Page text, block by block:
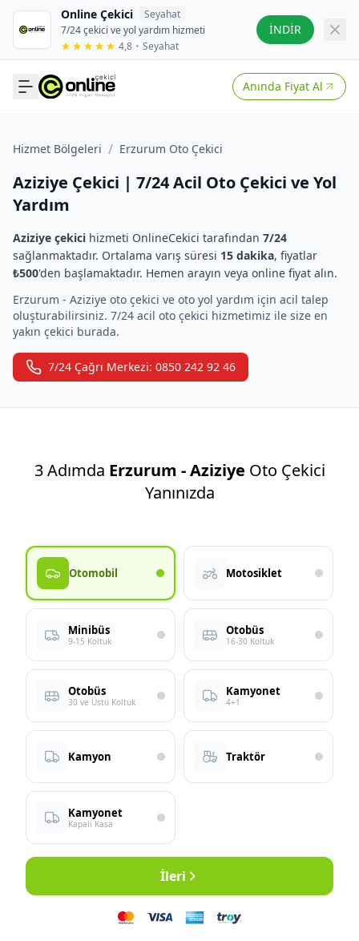
Online Çekici
Seyahat
7/24 çekici ve yol yardım hizmeti
4,8 • Seyahat
İNDİR
Anında Fiyat Al
Hizmet Bölgeleri / Erzurum Oto Çekici
Aziziye Çekici | 7/24 Acil Oto Çekici ve Yol
Yardım
Aziziye çekici hizmeti OnlineCekici tarafından 7/24
sağlanmaktadır. Ortalama varış süresi 15 dakika, fiyatlar
₺500'den başlamaktadır. Hemen arayın veya online fiyat alın.
Erzurum - Aziziye oto çekici ve oto yol yardım için acil talep
oluşturabilirsiniz. 7/24 acil oto çekici hizmetimiz ile size en
yakın çekici burada.
7/24 Çağrı Merkezi: 0850 242 92 46
3 Adımda Erzurum - Aziziye Oto Çekici
Yanınızda
Otomobil Motosiklet
Minibüs
9-15 Koltuk
Otobüs
16-30 Koltuk
Otobüs
30 ve Üstü Koltuk
Kamyonet
4+1
Kamyon Traktör
Kamyonet
Kapalı Kasa
İleri